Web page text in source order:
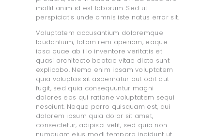
mollit anim id est laborum. Sed ut
perspiciatis unde omnis iste natus error sit.
Voluptatem accusantium doloremque
laudantium, totam rem aperiam, eaque
ipsa quae ab illo inventore veritatis et
quasi architecto beatae vitae dicta sunt
explicabo. Nemo enim ipsam voluptatem
quia voluptas sit aspernatur aut odit aut
fugit, sed quia consequuntur magni
dolores eos qui ratione voluptatem sequi
nesciunt. Neque porro quisquam est, qui
dolorem ipsum quia dolor sit amet,
consectetur, adipisci velit, sed quia non